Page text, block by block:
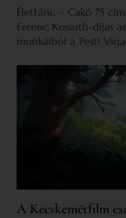
Élettánc – Cakó 75
Ferenc Kossuth-díjas
munkáiból a Pesti
A Kecskemétfilm